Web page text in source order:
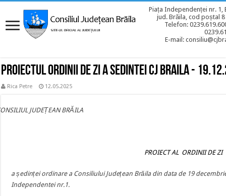
Piața Independenței nr. 1,
jud. Brăila, cod poștal
Telefon:
E-mail:
Proiectul ordinii de zi a sedintei CJ BRAILA -
Rica Petre 12.05.2025
JUDEȚEAN BRĂILA
AL ORDINII DE ZI
a ședinței ordinare a Consiliului Județean Brăila din data de 19
Independentei nr.1.